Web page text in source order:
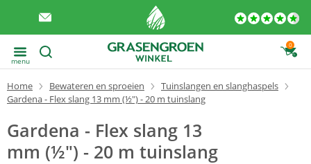
menu
0
Home Bewateren en sproeien
Tuinslangen en slanghaspels
Gardena - Flex slang 13 mm (½") - 20 m tuinslang
Gardena - Flex slang 13
mm (½") - 20 m tuinslang